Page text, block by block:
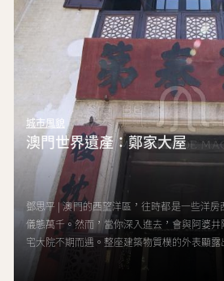
城市風貌
澳門世界遺產：鄭家大屋
鄧思平 | 澳門的西望洋區，往時都是一些洋房
儀態萬千。然而，當你深入進去，會與阿婆
宅大院不期而遇。整座建築物質樸的外表顯
華貴，這就是聞名全澳的鄭家大屋。